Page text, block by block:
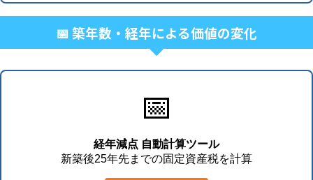
📅 築年数・経年による価値の変化
📅
経年減点 自動計算ツール
新築後25年先までの固定資産税を計算